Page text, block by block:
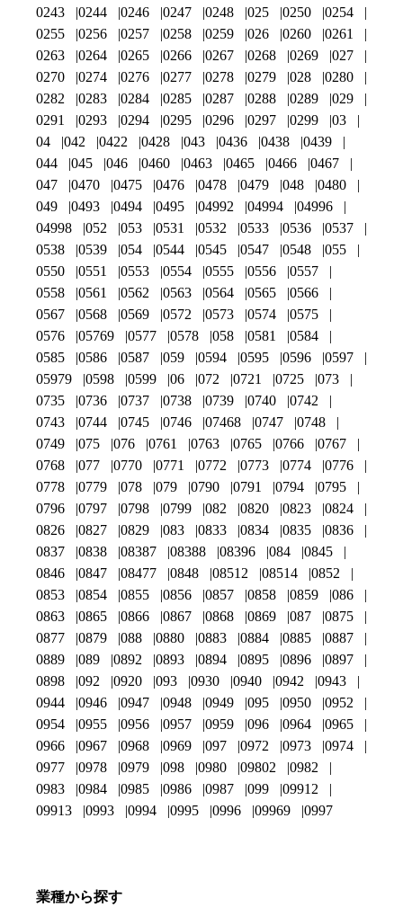
0243 0244 0246 0247 0248 025 0250
0254
0255
0256 0257 0258 0259 026 0260
0261
0263
0264 0265 0266 0267 0268 0269
027
0270
0274 0276 0277 0278 0279 028
0280
0282
0283 0284 0285 0287 0288 0289
029
0291
0293 0294 0295 0296 0297 0299
03
04
042 0422 0428 043 0436 0438
0439
044
045 046 0460 0463 0465 0466
0467
047
0470 0475 0476 0478 0479 048
0480
049
0493 0494 0495 04992 04994
04996
04998
052 053 0531 0532 0533 0536
0537
0538
0539 054 0544 0545 0547 0548
055
0550
0551 0553 0554 0555 0556
0557
0558
0561 0562 0563 0564 0565
0566
0567
0568 0569 0572 0573 0574
0575
0576
05769 0577 0578 058 0581
0584
0585
0586 0587 059 0594 0595 0596
0597
05979
0598 0599 06 072 0721 0725
073
0735
0736 0737 0738 0739 0740
0742
0743
0744 0745 0746 07468 0747
0748
0749
075 076 0761 0763 0765 0766
0767
0768
077 0770 0771 0772 0773 0774
0776
0778
0779 078 079 0790 0791 0794
0795
0796
0797 0798 0799 082 0820 0823
0824
0826
0827 0829 083 0833 0834 0835
0836
0837
0838 08387 08388 08396 084
0845
0846
0847 08477 0848 08512 08514
0852
0853
0854 0855 0856 0857 0858 0859
086
0863
0865 0866 0867 0868 0869 087
0875
0877
0879 088 0880 0883 0884 0885
0887
0889
089 0892 0893 0894 0895 0896
0897
0898
092 0920 093 0930 0940 0942
0943
0944
0946 0947 0948 0949 095 0950
0952
0954
0955 0956 0957 0959 096 0964
0965
0966
0967 0968 0969 097 0972 0973
0974
0977
0978 0979 098 0980 09802
0982
0983
0984 0985 0986 0987 099
09912
09913
0993 0994 0995 0996 09969 0997
業種から探す